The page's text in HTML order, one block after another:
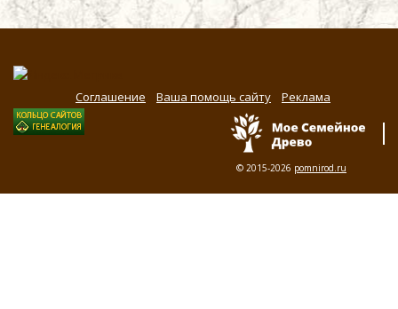
Соглашение Ваша помощь сайту Реклама
© 2015-2026 pomnirod.ru